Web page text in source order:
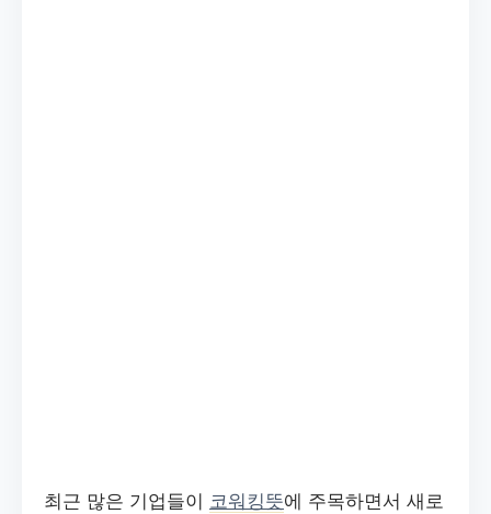
최근 많은 기업들이 코워킹뜻에 주목하면서 새로